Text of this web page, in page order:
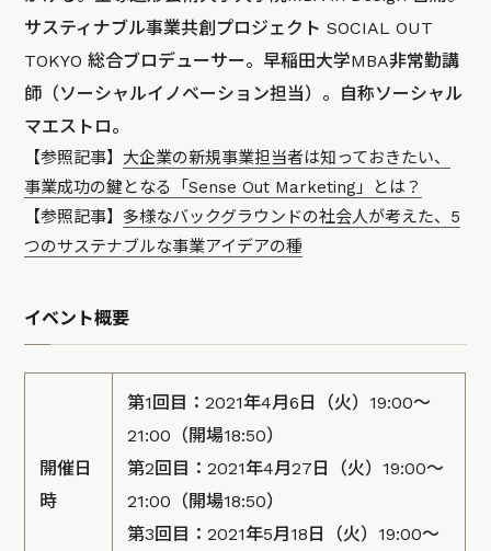
サスティナブル事業共創プロジェクト SOCIAL OUT
TOKYO 総合ブロデューサー。早稲田大学MBA非常勤講
師（ソーシャルイノベーション担当）。自称ソーシャル
マエストロ。
【参照記事】 大企業の新規事業担当者は知っておきたい、
事業成功の鍵となる「Sense Out Marketing」とは？
【参照記事】 多様なバックグラウンドの社会人が考えた、5
つのサステナブルな事業アイデアの種
イベント概要
開催日
時
第1回目：2021年4月6日（火）19:00～
21:00（開場18:50）
第2回目：2021年4月27日（火）19:00～
21:00（開場18:50）
第3回目：2021年5月18日（火）19:00～